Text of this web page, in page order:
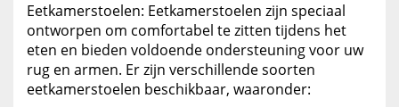
Eetkamerstoelen: Eetkamerstoelen zijn speciaal
ontworpen om comfortabel te zitten tijdens het
eten en bieden voldoende ondersteuning voor uw
rug en armen. Er zijn verschillende soorten
eetkamerstoelen beschikbaar, waaronder: